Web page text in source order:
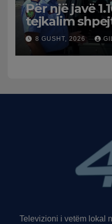
Për një javë
tejkalim
publikon
trafikut së
funksion
8 GUSHT, 2026
Televizioni i vetëm lokal